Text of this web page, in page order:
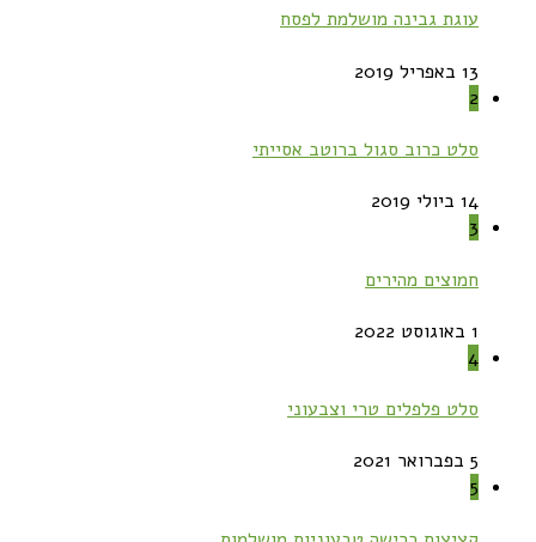
עוגת גבינה מושלמת לפסח
13 באפריל 2019
2
סלט כרוב סגול ברוטב אסייתי
14 ביולי 2019
3
חמוצים מהירים
1 באוגוסט 2022
4
סלט פלפלים טרי וצבעוני
5 בפברואר 2021
5